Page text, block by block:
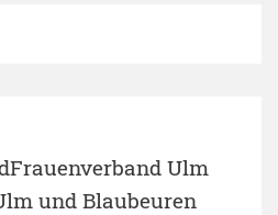
Ulm
und Blaubeuren